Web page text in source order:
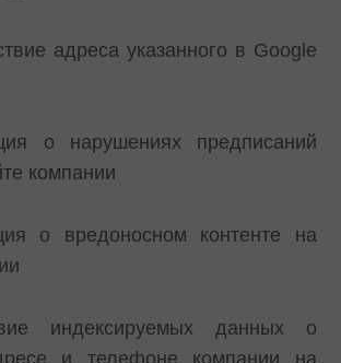
адреса указанного в Google
о нарушениях предписаний
компании
о вредоносном контенте на
индексируемых данных о